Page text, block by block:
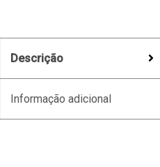
Descrição
Informação adicional